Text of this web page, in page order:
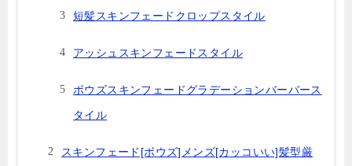
短髪スキンフェードクロップスタイル
アッシュスキンフェードスタイル
ボウズスキンフェードグラデーションバーバース
タイル
スキンフェード[ボウズ]メンズ[カッコいい]髪型厳